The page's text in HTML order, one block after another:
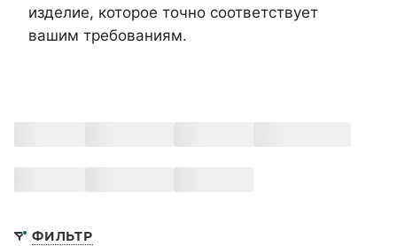
изделие, которое точно соответствует
вашим требованиям.
ФИЛЬТР